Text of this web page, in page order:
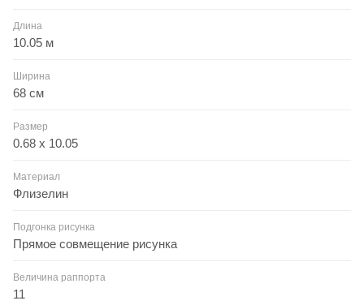
Длина
10.05 м
Ширина
68 см
Размер
0.68 x 10.05
Материал
Флизелин
Подгонка рисунка
Прямое совмещение рисунка
Величина раппорта
11